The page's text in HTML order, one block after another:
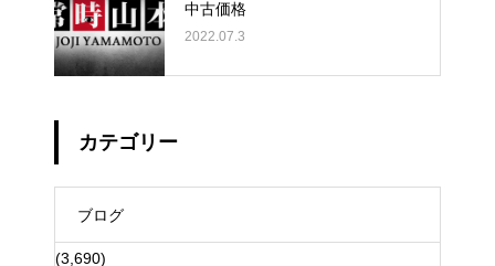
中古価格
2022.07.3
カテゴリー
ブログ
(3,690)